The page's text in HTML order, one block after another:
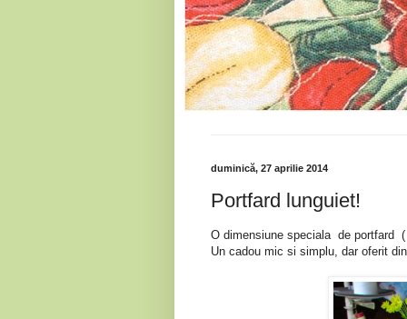
duminică, 27 aprilie 2014
Portfard lunguiet!
O dimensiune speciala de portfard
Un cadou mic si simplu, dar oferit